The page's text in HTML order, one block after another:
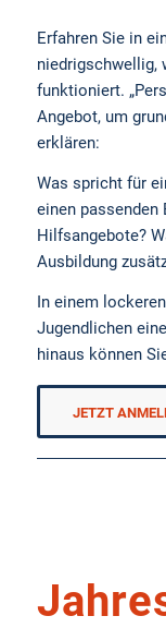
Erfahren Sie in
niedrigschwellig,
funktioniert.
Angebot, um
erklären:
Was spricht für
einen passenden
Hilfsangebote?
Ausbildung
In einem
Jugendlichen
hinaus können
JETZT